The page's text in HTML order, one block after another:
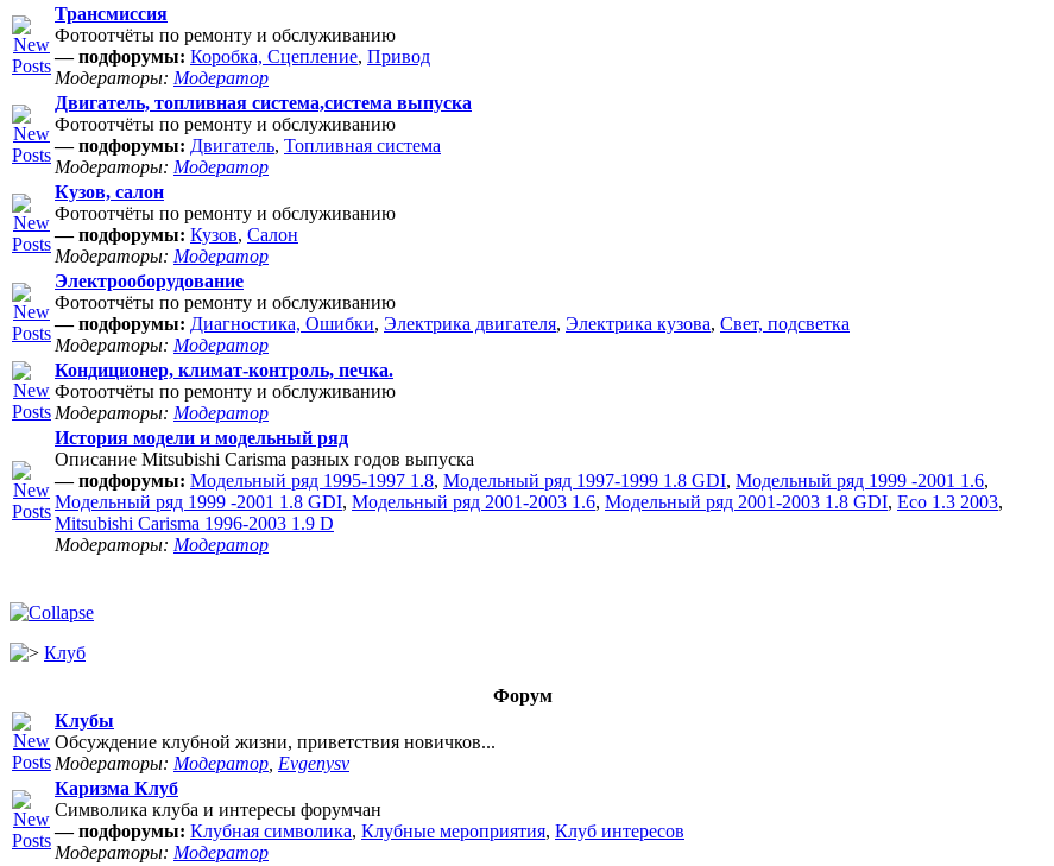
Трансмиссия
Фотоотчёты по ремонту и обслуживанию
— подфорумы: Коробка, Сцепление, Привод
Модераторы: Модератор
Двигатель, топливная система,система выпуска
Фотоотчёты по ремонту и обслуживанию
— подфорумы: Двигатель, Топливная система
Модераторы: Модератор
Кузов, салон
Фотоотчёты по ремонту и обслуживанию
— подфорумы: Кузов, Салон
Модераторы: Модератор
Электрооборудование
Фотоотчёты по ремонту и обслуживанию
— подфорумы: Диагностика, Ошибки, Электрика двигателя, Электрика кузова, Свет, подсветка
Модераторы: Модератор
Кондиционер, климат-контроль, печка.
Фотоотчёты по ремонту и обслуживанию
Модераторы: Модератор
История модели и модельный ряд
Описание Mitsubishi Carisma разных годов выпуска
— подфорумы: Модельный ряд 1995-1997 1.8, Модельный ряд 1997-1999 1.8 GDI, Модельный ряд 1999 -2001 1.6,
Модельный ряд 1999 -2001 1.8 GDI, Модельный ряд 2001-2003 1.6, Модельный ряд 2001-2003 1.8 GDI, Eco 1.3 2003,
Mitsubishi Carisma 1996-2003 1.9 D
Модераторы: Модератор
Клуб
Форум
Клубы
Обсуждение клубной жизни, приветствия новичков...
Модераторы: Модератор Evgenysv
Каризма Клуб
Символика клуба и интересы форумчан
— подфорумы: Клубная символика, Клубные мероприятия, Клуб интересов
Модераторы: Модератор